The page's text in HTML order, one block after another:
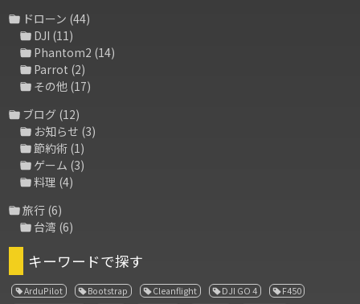
ドローン (44)
DJI (11)
Phantom2 (14)
Parrot (2)
その他 (17)
ブログ (12)
お知らせ (3)
節約術 (1)
ゲーム (3)
料理 (4)
旅行 (6)
台湾 (6)
キーワードで探す
ArduPilot Bootstrap Cleanflight DJI GO 4
F450